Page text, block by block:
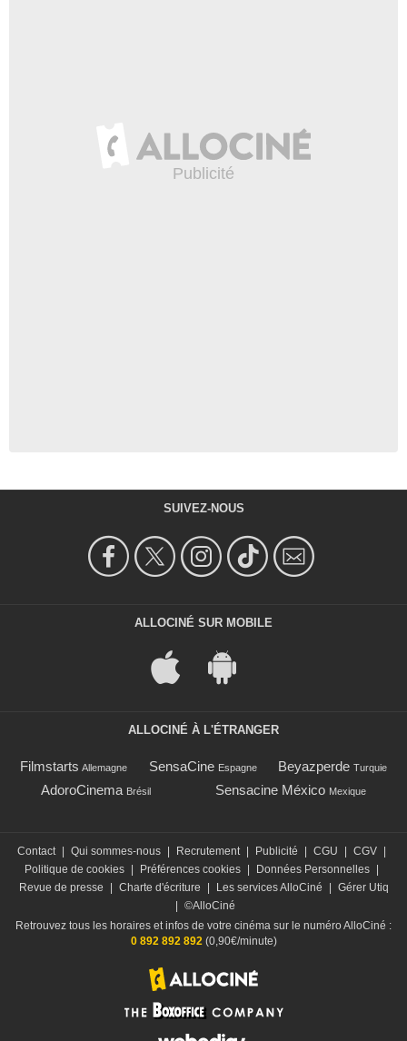
SUIVEZ-NOUS
ALLOCINÉ SUR MOBILE
ALLOCINÉ À L'ÉTRANGER
Filmstarts Allemagne SensaCine Espagne Beyazperde Turquie
AdoroCinema Brésil Sensacine México Mexique
Contact Qui sommes-nous Recrutement Publicité CGU CGV
Politique de cookies
Préférences cookies Données Personnelles
Revue de presse
Charte d'écriture Les services AlloCiné
Gérer Utiq
©AlloCiné
Retrouvez tous les horaires et infos de votre cinéma sur le numéro AlloCiné :
0 892 892 892(0,90€/minute)